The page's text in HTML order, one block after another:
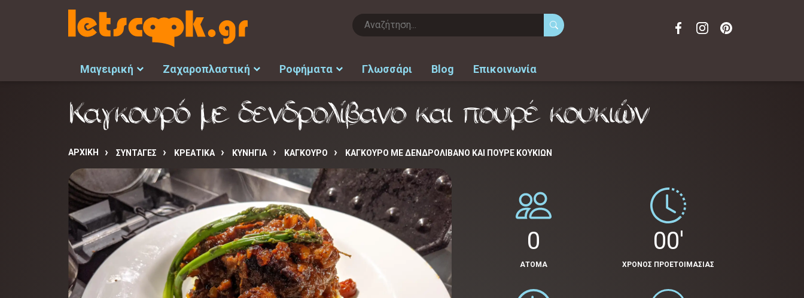
Μαγειρική Ζαχαροπλαστική Ροφήματα Γλωσσάρι Blog Επικοινωνία
Καγκουρό με δενδρολίβανο και πουρέ κουκιών
ΑΡΧΙΚΉ ΣΥΝΤΑΓΈΣ ΚΡΕΑΤΙΚΑ ΚΥΝΗΓΙΑ ΚΑΓΚΟΥΡΟ ΚΑΓΚΟΥΡΌ ΜΕ ΔΕΝΔΡΟΛΊΒΑΝΟ ΚΑΙ ΠΟΥΡΈ ΚΟΥΚΙΏΝ
0
ΑΤΟΜΑ
00'
ΧΡΟΝΟΣ ΠΡΟΕΤΟΙΜΑΣΙΑΣ